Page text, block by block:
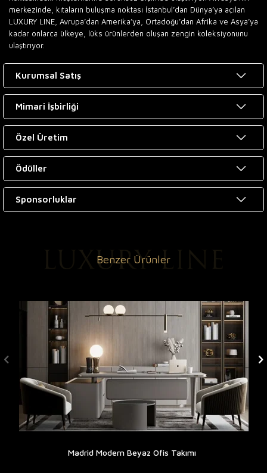
merkezinde, kıtaların buluşma noktası İstanbul’dan Dünya’ya açılan
LUXURY LINE, Avrupa’dan Amerika’ya, Ortadoğu’dan Afrika ve Asya’ya
kadar onlarca ülkeye, lüks ürünlerden oluşan zengin koleksiyonunu
ulaştırıyor.
Kurumsal Satış
Mimari İşbirliği
Özel Üretim
Ödüller
Sponsorluklar
Benzer Ürünler
Madrid Modern Beyaz Ofis Takımı